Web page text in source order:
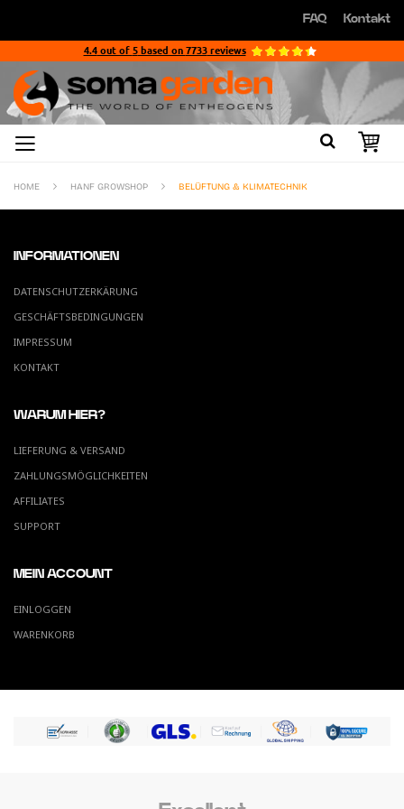
Inhalt
FAQ Kontakt
zum
Inhalt
4.4out of 5based on 7733reviews
HOME HANF GROWSHOP BELÜFTUNG & KLIMATECHNIK
INFORMATIONEN
DATENSCHUTZERKÄRUNG
GESCHÄFTSBEDINGUNGEN
IMPRESSUM
KONTAKT
WARUM HIER?
LIEFERUNG & VERSAND
ZAHLUNGSMÖGLICHKEITEN
AFFILIATES
SUPPORT
MEIN ACCOUNT
EINLOGGEN
WARENKORB